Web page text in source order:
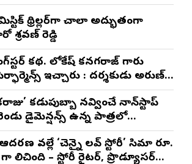
థ్రిల్లర్‌గా చాలా అద్భుతంగా
శ్రవణ్ రెడ్డి
కథ. లోకేష్ కనగరాజ్ గారు
ఇచ్చారు : దర్శకుడు అరుణ్
కడుపుబ్బా నవ్వించే నాన్‌స్టాప్
డైమెన్షన్స్ ఉన్న పాత్రలో
: వరుణ్ తేజ్
ఆదరణ వల్లే ‘చెన్నై లవ్ స్టోరీ’ సినిమా రూ.
గా నిలిచింది – స్టోరీ రైటర్, ప్రొడ్యూసర్